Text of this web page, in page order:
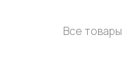
Все товары